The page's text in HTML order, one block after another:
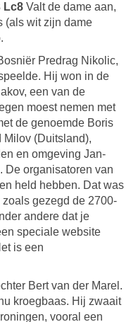
Lc8 Valt de dame aan,
(als wit zijn dame
Predrag Nikolic,
Hij won in de
een van de
moest nemen met
de genoemde Boris
(Duitsland),
en omgeving Jan-
De organisatoren van
held hebben. Dat was
gezegd de 2700-
andere dat je
speciale website
is een
Bert van der Marel.
kroegbaas. Hij zwaait
vooral een